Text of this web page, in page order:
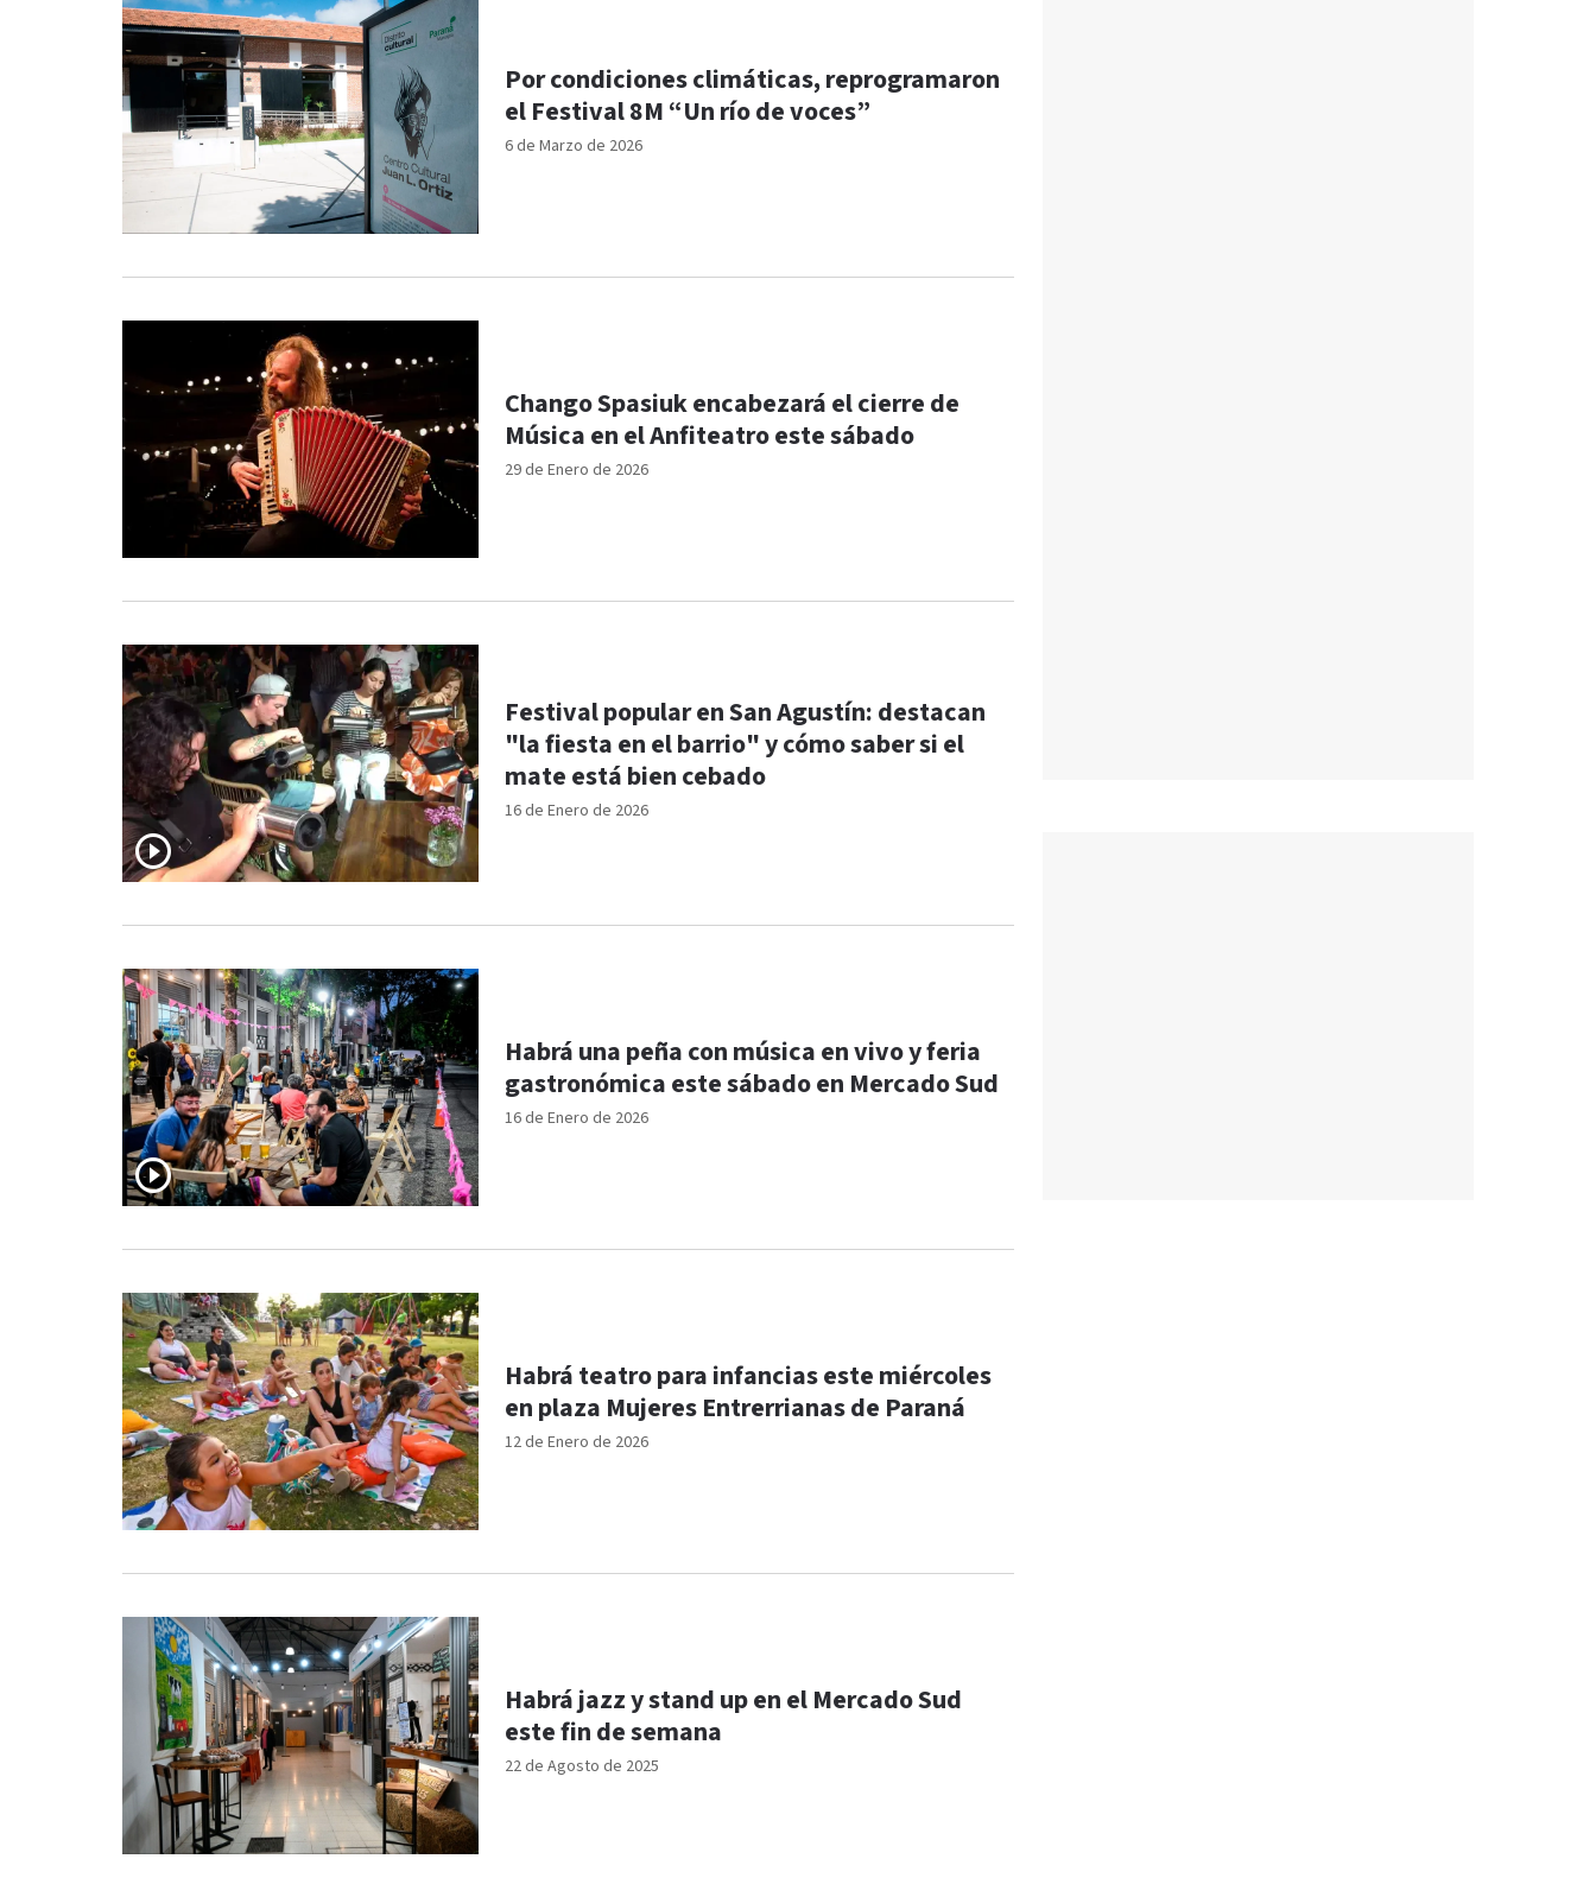
6 de Marzo de 2026
Por condiciones climáticas, reprogramaron
el Festival 8M “Un río de voces”
29 de Enero de 2026
Chango Spasiuk encabezará el cierre de
Música en el Anfiteatro este sábado
16 de Enero de 2026
Festival popular en San Agustín: destacan
"la fiesta en el barrio" y cómo saber si el
mate está bien cebado
16 de Enero de 2026
Habrá una peña con música en vivo y feria
gastronómica este sábado en Mercado Sud
12 de Enero de 2026
Habrá teatro para infancias este miércoles
en plaza Mujeres Entrerrianas de Paraná
22 de Agosto de 2025
Habrá jazz y stand up en el Mercado Sud
este fin de semana